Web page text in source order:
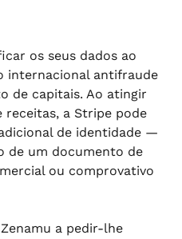
os seus dados ao
internacional antifraude
de capitais. Ao atingir
a Stripe pode
de identidade —
de um documento de
ou comprovativo
a pedir-lhe